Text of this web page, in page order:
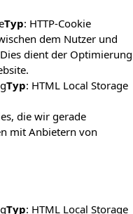
Typ: HTTP-Cookie
dem Nutzer und
dient der Optimierung
Typ: HTML Local Storage
die wir gerade
mit Anbietern von
Typ: HTML Local Storage